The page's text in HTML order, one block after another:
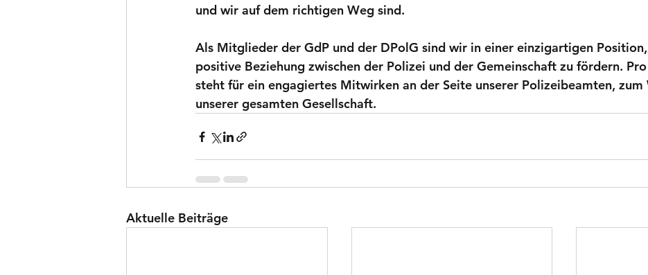
und wir auf dem richtigen Weg sind.
Als Mitglieder der GdP und der DPolG sind wir in einer einzigartigen
positive Beziehung zwischen der Polizei und der Gemeinschaft zu fördern.
steht für ein engagiertes Mitwirken an der Seite unserer Polizeibeamten, zum
unserer gesamten Gesellschaft.
Aktuelle Beiträge